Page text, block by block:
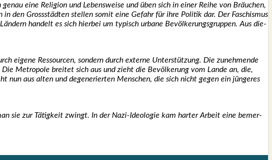
eine Reli­gi­on und Lebens­wei­se und üben sich in einer Rei­he von Bräu­chen,
den Gross­städ­ten stel­len somit eine Gefahr für ihre Poli­tik dar. Der Faschis­mus
han­delt es sich hier­bei um typisch urba­ne Bevöl­ke­rungs­grup­pen. Aus die­
eige­ne Res­sour­cen, son­dern durch exter­ne Unter­stüt­zung. Die zuneh­men­de
Metro­po­le brei­tet sich aus und zieht die Bevöl­ke­rung vom Lan­de an, die,
aus alten und dege­ne­rier­ten Men­schen, die sich nicht gegen ein jün­ge­res
sie zur Tätig­keit zwingt. In der Nazi-Ideo­lo­gie kam har­ter Arbeit eine bemer­